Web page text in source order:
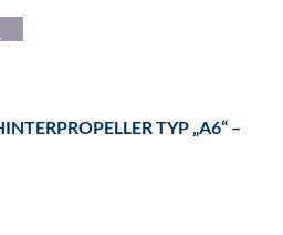
TYP „A6“ –